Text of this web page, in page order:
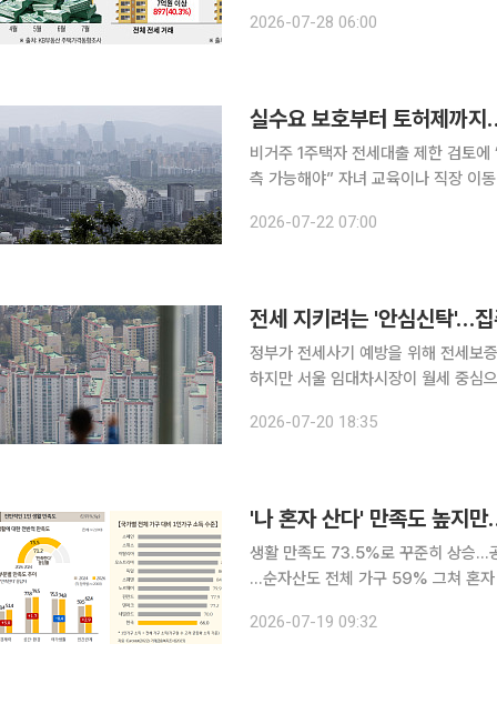
의 주요 전세보증 상품이 수도권 임
2026-07-28 06:00
비거주 1주택자 전세대출 제한 검토
측 가능해야” 자녀 교육이나 직장 이동 등으로 전세 거주가 필요한 1주택자와 생애최초 주택 구입
수요 억제와 실수요자 보호의 균형을
2026-07-22 07:00
전세 지키려는 '안심신탁'…
정부가 전세사기 예방을 위해 전세보
하지만 서울 임대차시장이 월세 중심
2026-07-20 18:35
'나 혼자 산다' 만족도 높지
생활 만족도 73.5%로 꾸준히 상승…
…순자산도 전체 가구 59% 그쳐 혼자
2026-07-19 09:32